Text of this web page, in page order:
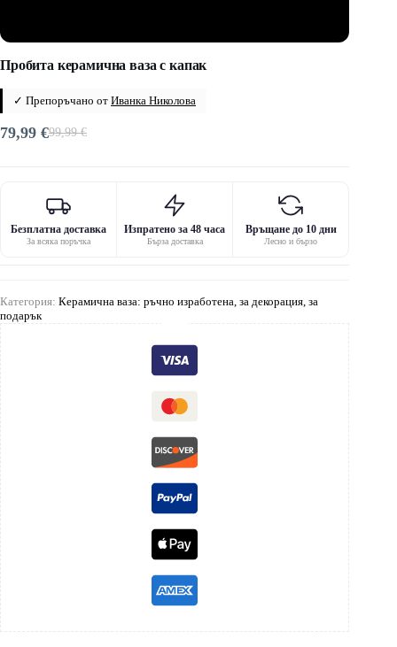
Пробита керамична ваза с капак
✓ Препоръчано от Иванка Николова
99,99€
Original
99,99 €.
79,99 €
Текущата
79,99 €.
Безплатна доставка
За всяка поръчка
Изпратено за 48 часа
Бърза доставка
Връщане до 10 дни
Лесно и бързо
Категория: Керамична ваза: ръчно изработена, за декорация, за
подарък